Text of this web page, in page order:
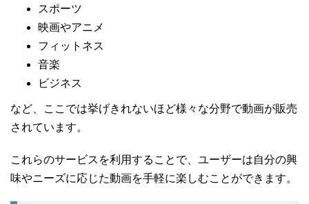
スポーツ
映画やアニメ
フィットネス
音楽
ビジネス
など、ここでは挙げきれないほど様々な分野で動画が販売
されています。
これらのサービスを利用することで、ユーザーは自分の興
味やニーズに応じた動画を手軽に楽しむことができます。